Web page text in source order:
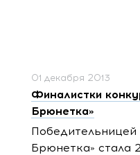
01 декабря 2013
Финалистки
Брюнетка»
Брюнетка» стала